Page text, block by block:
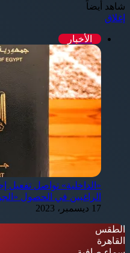
شاهد أيضاً
إغلاق
الأخبار
«الداخلية» تواصل تفعيل
الراغبين في الحصول
17 ديسمبر، 2023
الطقس
القاهرة